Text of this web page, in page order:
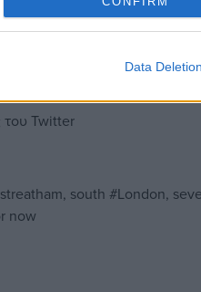
Data Deletion
του Twitter
, south #London,
now